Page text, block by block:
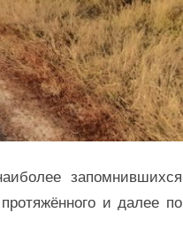
запомнившихся
и далее по